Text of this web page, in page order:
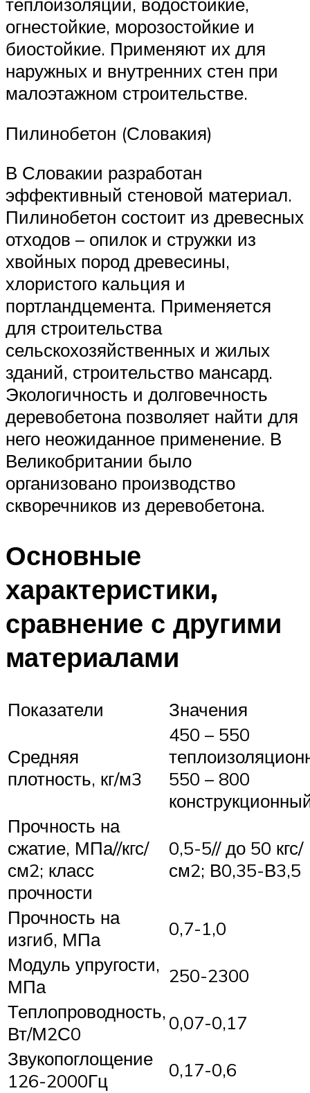
огнестойкие, морозостойкие и
биостойкие. Применяют их для
наружных и внутренних стен при
малоэтажном строительстве.
Пилинобетон (Словакия)
В Словакии разработан
эффективный стеновой материал.
Пилинобетон состоит из древесных
отходов – опилок и стружки из
хвойных пород древесины,
хлористого кальция и
портландцемента. Применяется
для строительства
сельскохозяйственных и жилых
зданий, строительство мансард.
Экологичность и долговечность
деревобетона позволяет найти для
него неожиданное применение. В
Великобритании было
организовано производство
скворечников из деревобетона.
Основные
характеристики,
сравнение с другими
материалами
Показатели Значения
Средняя
плотность, кг/м3
450 – 550
550 – 800
Прочность на
сжатие, МПа//кгс/
см2; класс
прочности
0,5-5// до 50 кгс/
см2; В0,35-В3,5
Прочность на
изгиб, МПа
0,7-1,0
Модуль упругости,
МПа
250-2300
Теплопроводность,
Вт/М2С0
0,07-0,17
Звукопоглощение
126-2000Гц
0,17-0,6